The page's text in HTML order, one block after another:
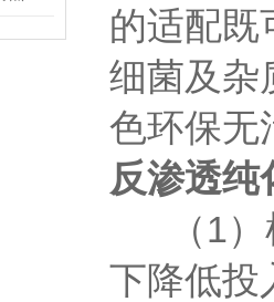
的适配既
细菌及杂
色环保无
反渗透纯
（1）
下降低投